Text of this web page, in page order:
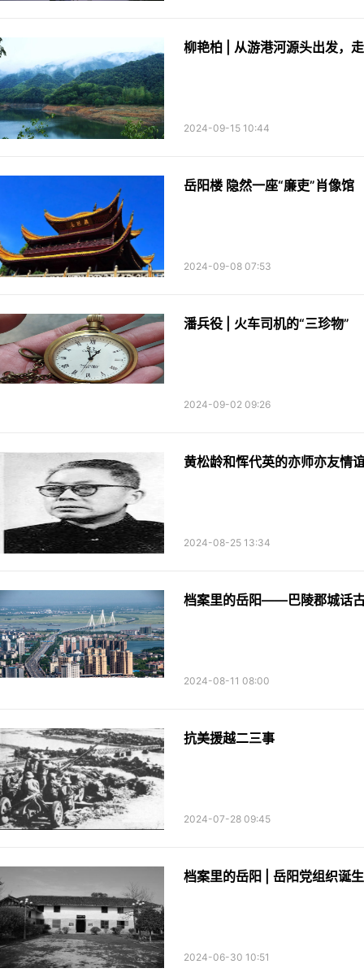
柳艳柏 | 从游港河源头出发，
2024-09-15 10:44
岳阳楼 隐然一座“廉吏”肖像馆
2024-09-08 07:53
潘兵役 | 火车司机的“三珍物”
2024-09-02 09:26
黄松龄和恽代英的亦师亦友情
2024-08-25 13:34
档案里的岳阳——巴陵郡城话
2024-08-11 08:00
抗美援越二三事
2024-07-28 09:45
档案里的岳阳 | 岳阳党组织诞
2024-06-30 10:51